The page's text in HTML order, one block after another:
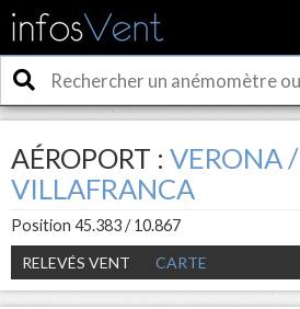
AÉROPORT : VERONA /
VILLAFRANCA
Position 45.383 / 10.867
RELEVÉS VENT
CARTE